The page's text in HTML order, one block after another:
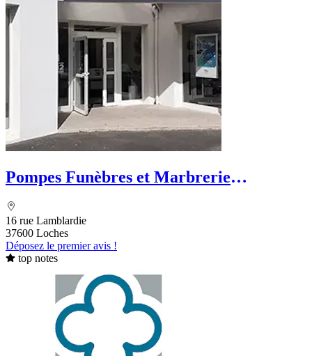
Pompes Funèbres et Marbrerie
16 rue Lamblardie
37600 Loches
Déposez le premier avis !
top notes